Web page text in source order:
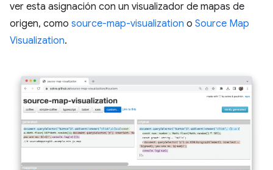
ver esta asignación con un visualizador de mapas de
origen, como source-map-visualization o Source Map
Visualization.